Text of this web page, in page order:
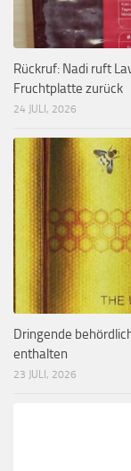
Rückruf: Nadi ruft
Fruchtplatte zurück
24 JULI, 2026
Dringende
enthalten
23 JULI, 2026